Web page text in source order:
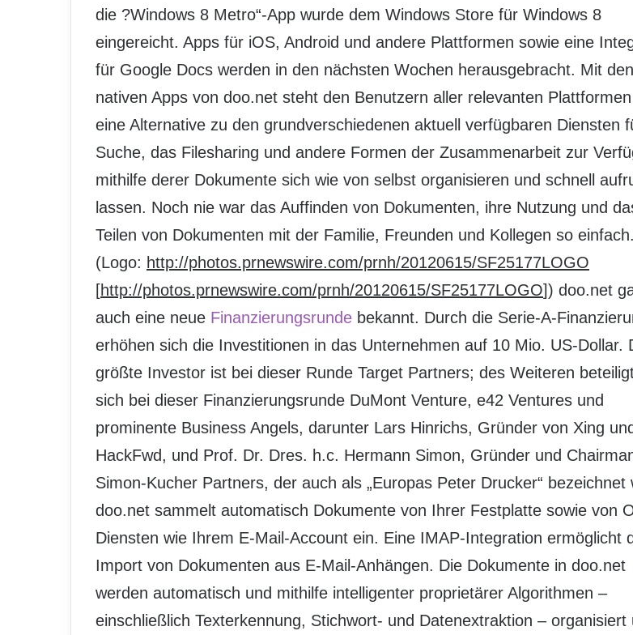
die ?Windows 8 Metro“-App wurde dem Windows Store für Windows 8
eingereicht. Apps für iOS, Android und andere Plattformen sowie eine
für Google Docs werden in den nächsten Wochen herausgebracht. Mit den
nativen Apps von doo.net steht den Benutzern aller relevanten
eine Alternative zu den grundverschiedenen aktuell verfügbaren Diensten
Suche, das Filesharing und andere Formen der Zusammenarbeit zur
mithilfe derer Dokumente sich wie von selbst organisieren und schnell
lassen. Noch nie war das Auffinden von Dokumenten, ihre Nutzung und
Teilen von Dokumenten mit der Familie, Freunden und Kollegen so einfach.
(Logo: http://photos.prnewswire.com/prnh/20120615/SF25177LOGO
[http://photos.prnewswire.com/prnh/20120615/SF25177LOGO]) doo.net
auch eine neue Finanzierungsrunde bekannt. Durch die Serie-A-
erhöhen sich die Investitionen in das Unternehmen auf 10 Mio. US-Dollar.
größte Investor ist bei dieser Runde Target Partners; des Weiteren
sich bei dieser Finanzierungsrunde DuMont Venture, e42 Ventures und
prominente Business Angels, darunter Lars Hinrichs, Gründer von Xing und
HackFwd, und Prof. Dr. Dres. h.c. Hermann Simon, Gründer und
Simon-Kucher Partners, der auch als „Europas Peter Drucker“ bezeichnet
doo.net sammelt automatisch Dokumente von Ihrer Festplatte sowie von
Diensten wie Ihrem E-Mail-Account ein. Eine IMAP-Integration ermöglicht
Import von Dokumenten aus E-Mail-Anhängen. Die Dokumente in doo.net
werden automatisch und mithilfe intelligenter proprietärer Algorithmen –
einschließlich Texterkennung, Stichwort- und Datenextraktion – organisiert